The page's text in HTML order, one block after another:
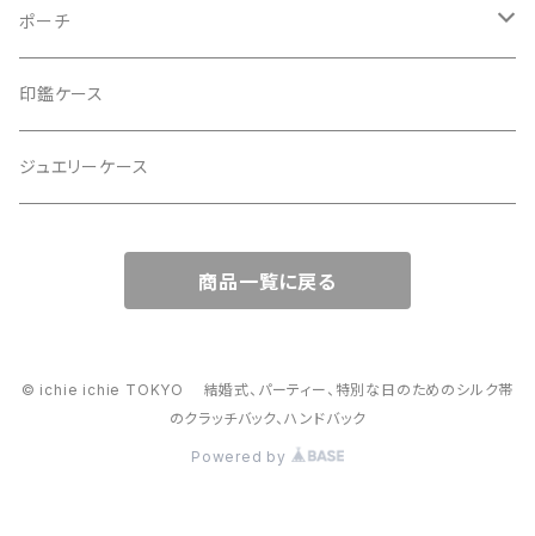
2Wayクラッチバッグ＆ハンドバッグ
ハンドバッグ・ショルダーバッグ
スマホショルダー、サコッシュ
トートーバッグ
コロンとしたハンドバッグ
ポーチ
コロンとした大容量コスメポーチ
ミニポーチ
印鑑ケース
ジュエリーケース
商品一覧に戻る
© ichie ichie TOKYO 結婚式、パーティー、特別な日のためのシルク帯
のクラッチバック、ハンドバック
Powered by